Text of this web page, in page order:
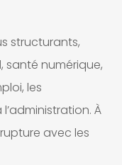
structurants,
santé numérique,
les
À
avec les